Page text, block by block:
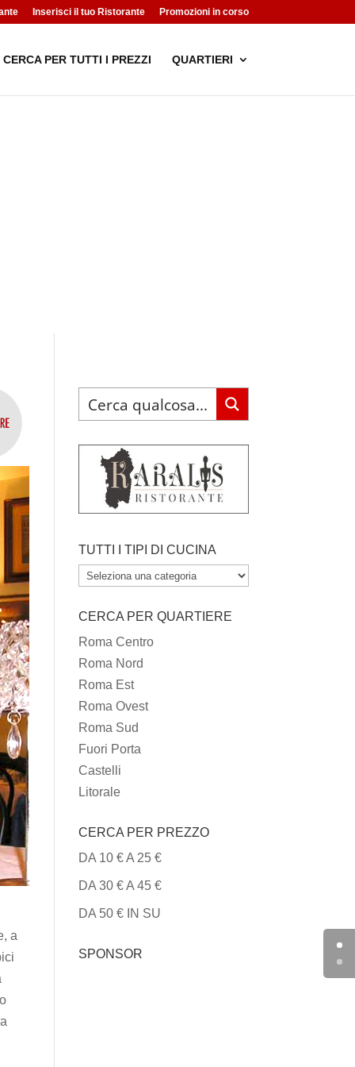
Inserisci il tuo Ristorante Promozioni in corso
CERCA PER TUTTI I PREZZI QUARTIERI
a
TUTTI I TIPI DI CUCINA
TUTTI
TIPI
DI
CUCINA
CERCA PER QUARTIERE
Roma Centro
Roma Nord
Roma Est
Roma Ovest
Roma Sud
Fuori Porta
Castelli
Litorale
CERCA PER PREZZO
DA 10 € A 25 €
DA 30 € A 45 €
DA 50 € IN SU
SPONSOR